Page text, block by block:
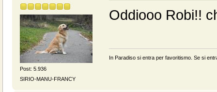
Post: 5.936
SIRIO-MANU-FRANCY
Oddiooo Robi!!
In Paradiso si entra per favoritismo. Se si